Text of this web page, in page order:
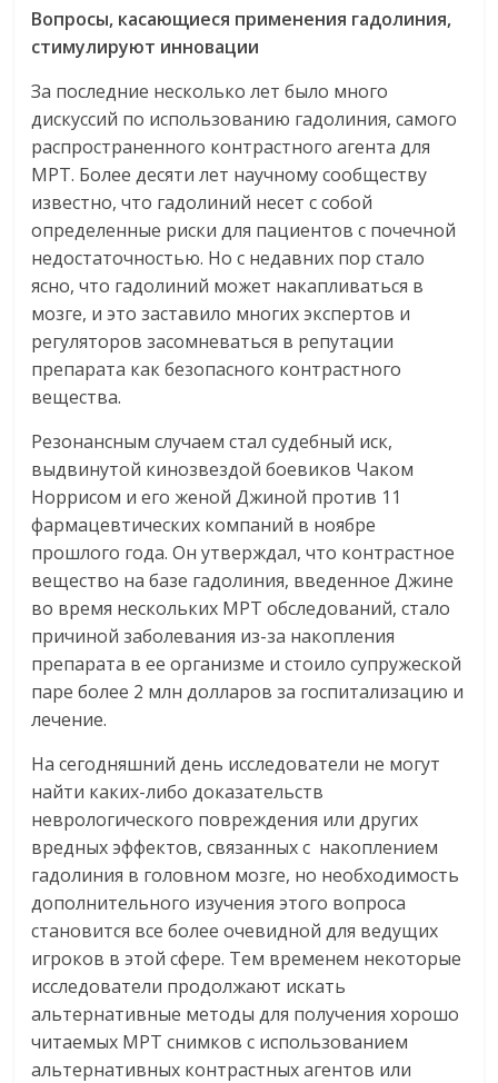
Вопросы, касающиеся применения гадолиния,
стимулируют инновации
За последние несколько лет было много
дискуссий по использованию гадолиния, самого
распространенного контрастного агента для
МРТ. Более десяти лет научному сообществу
известно, что гадолиний несет с собой
определенные риски для пациентов с почечной
недостаточностью. Но с недавних пор стало
ясно, что гадолиний может накапливаться в
мозге, и это заставило многих экспертов и
регуляторов засомневаться в репутации
препарата как безопасного контрастного
вещества.
Резонансным случаем стал судебный иск,
выдвинутой кинозвездой боевиков Чаком
Норрисом и его женой Джиной против 11
фармацевтических компаний в ноябре
прошлого года. Он утверждал, что контрастное
вещество на базе гадолиния, введенное Джине
во время нескольких МРТ обследований, стало
причиной заболевания из-за накопления
препарата в ее организме и стоило супружеской
паре более 2 млн долларов за госпитализацию и
лечение.
На сегодняшний день исследователи не могут
найти каких-либо доказательств
неврологического повреждения или других
вредных эффектов, связанных с накоплением
гадолиния в головном мозге, но необходимость
дополнительного изучения этого вопроса
становится все более очевидной для ведущих
игроков в этой сфере. Тем временем некоторые
исследователи продолжают искать
альтернативные методы для получения хорошо
читаемых МРТ снимков с использованием
альтернативных контрастных агентов или